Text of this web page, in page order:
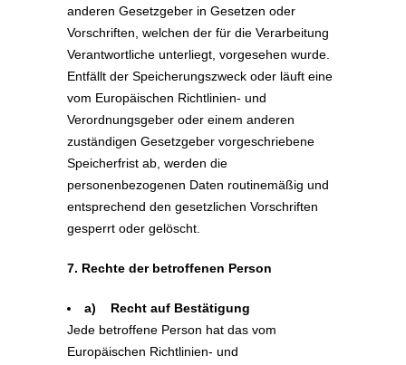
anderen Gesetzgeber in Gesetzen oder
Vorschriften, welchen der für die Verarbeitung
Verantwortliche unterliegt, vorgesehen wurde.
Entfällt der Speicherungszweck oder läuft eine
vom Europäischen Richtlinien- und
Verordnungsgeber oder einem anderen
zuständigen Gesetzgeber vorgeschriebene
Speicherfrist ab, werden die
personenbezogenen Daten routinemäßig und
entsprechend den gesetzlichen Vorschriften
gesperrt oder gelöscht.
7. Rechte der betroffenen Person
a) Recht auf Bestätigung
Jede betroffene Person hat das vom
Europäischen Richtlinien- und